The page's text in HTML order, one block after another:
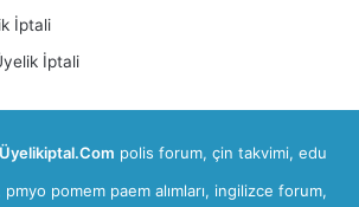
İptali
İptali
polis forum, çin takvimi, edu
pmyo pomem paem alımları, ingilizce forum,